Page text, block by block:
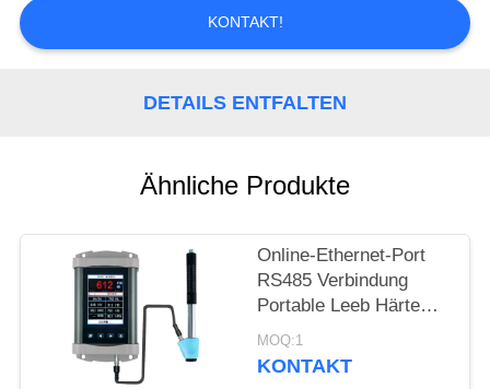
FORDERN
SIE EIN
PRIVACY
POLICY
KONTAKT!
DETAILS ENTFALTEN
Ähnliche Produkte
Online-Ethernet-Port
RS485 Verbindung
Portable Leeb Härte
Tester für Echtzeit-
Härteprüfung
MOQ:1
KONTAKT